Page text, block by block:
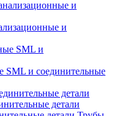
и
SML и соединительные
детали